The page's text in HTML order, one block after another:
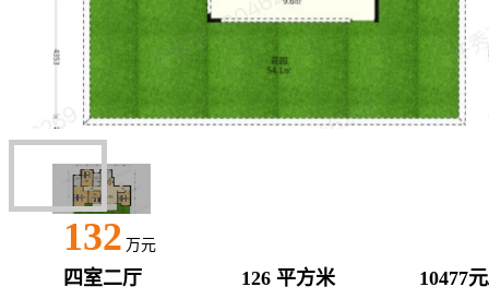
132 万元
四室二厅 126 平方米 10477